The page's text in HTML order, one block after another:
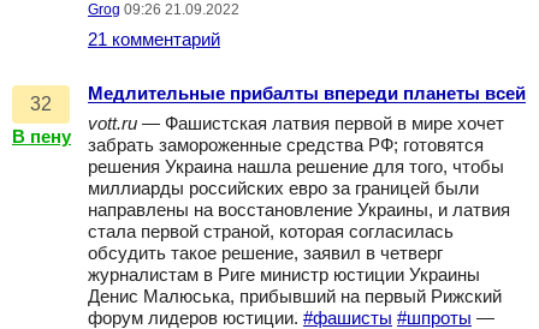
Grog 09:26 21.09.2022
21 комментарий
32
В пену
Медлительные прибалты впереди планеты всей
vott.ru — Фашистская латвия первой в мире хочет
забрать замороженные средства РФ; готовятся
решения Украина нашла решение для того, чтобы
миллиарды российских евро за границей были
направлены на восстановление Украины, и латвия
стала первой страной, которая согласилась
обсудить такое решение, заявил в четверг
журналистам в Риге министр юстиции Украины
Денис Малюська, прибывший на первый Рижский
форум лидеров юстиции. #фашисты #шпроты —